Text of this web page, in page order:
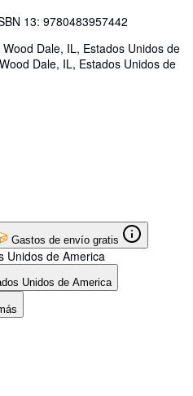
13: 9780483957442
Dale, IL, Estados Unidos de
Wood Dale, IL, Estados Unidos de
Gastos de envío gratis
Unidos de America
Unidos de America